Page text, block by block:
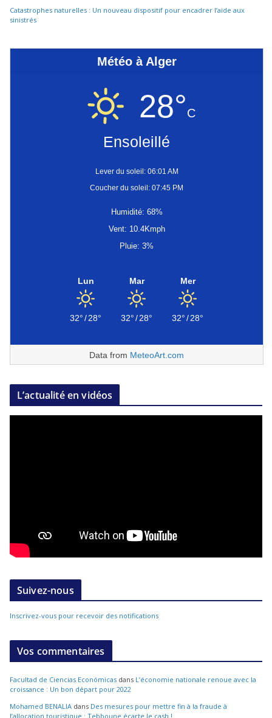
Catastrophes naturelles : Un nouveau dispositif pour encadrer l’aide aux
sinistrés
Météo à Alger
28°C
Ensoleillé
Lever du soleil: 06:01 AM
Coucher du soleil: 07:45 PM
Humidité: 68%
Vent: 10.4Kmph
Pluie: 3%
Lun
32°/28°
Mar
32°/28°
Mer
32°/28°
Data from MeteoArt.com
L’actualité en vidéos
Suivez-nous
Inscrivez-vous pour recevoir des notifications
Vos commentaires
Facultad de Ciencias Económicas dans L’économie nationale renoue avec la
croissance : Un bon départ pour 2022
Mohamed BENALIA dans Des mesures pour mettre fin à la fraude à
l’allocation touristique : Tebboune écarte le cash !